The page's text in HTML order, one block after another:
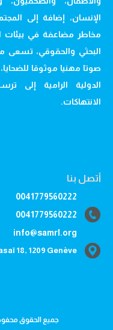
الإنسان، إضافة إلى
مخاطر مضاعفة في بيئات
البحثي والحقوقي،
صوتا مهنيا موثوقا
الدولية الرامية إلى
الانتهاكات.
أتصل بنا
0041779560222
0041779560222
info@samrl.org
18, 1209 Genève
جميع الحقوق محفوظة